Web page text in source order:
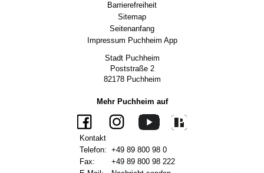
Barrierefreiheit
Sitemap
Seitenanfang
Impressum Puchheim App
Stadt Puchheim
Poststraße 2
82178 Puchheim
Mehr Puchheim auf
Kontakt
Telefon: +49 89 800 98 0
Fax:
+49 89 800 98 222